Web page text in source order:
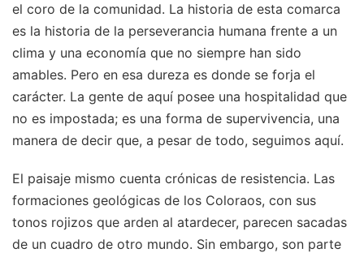
el coro de la comunidad. La historia de esta comarca
es la historia de la perseverancia humana frente a un
clima y una economía que no siempre han sido
amables. Pero en esa dureza es donde se forja el
carácter. La gente de aquí posee una hospitalidad que
no es impostada; es una forma de supervivencia, una
manera de decir que, a pesar de todo, seguimos aquí.
El paisaje mismo cuenta crónicas de resistencia. Las
formaciones geológicas de los Coloraos, con sus
tonos rojizos que arden al atardecer, parecen sacadas
de un cuadro de otro mundo. Sin embargo, son parte